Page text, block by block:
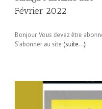
Février 2022
Bonjour. Vous devez être
S’abonner au site (suite…)